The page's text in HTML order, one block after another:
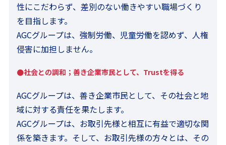
性にこだわらず、差別のない働きやすい職場づくり
を目指します。
AGCグループは、強制労働、児童労働を認めず、人権
侵害に加担しません。
●社会との調和；善き企業市民として、Trustを得る
AGCグループは、善き企業市民として、その社会と地
域に対する責任を果たします。
AGCグループは、お取引先様と相互に有益で適切な関
係を築きます。そして、お取引先様の方々とは、その